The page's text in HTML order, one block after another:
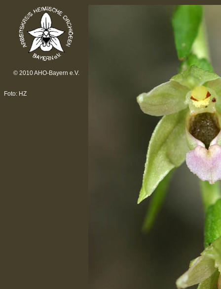
© 2010 AHO-Bayern e.V.
Foto: HZ